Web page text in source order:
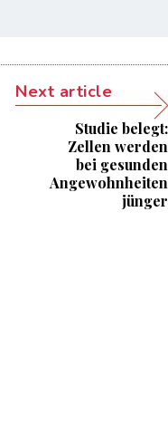
Next article
Studie belegt:
Zellen werden
bei gesunden
Angewohnheiten
jünger